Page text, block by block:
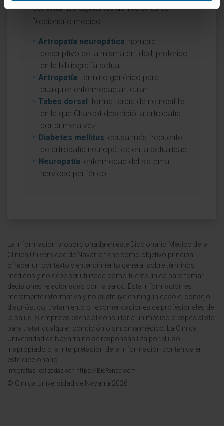
consultar las siguientes definiciones del
Diccionario médico:
Artropatía neuropática: nombre
descriptivo de la misma entidad, preferido
en la bibliografía actual.
Artropatía: término genérico para
cualquier enfermedad articular.
Tabes dorsal: forma tardía de neurosífilis
en la que Charcot describió la artropatía
por primera vez.
Diabetes mellitus: causa más frecuente
de artropatía neuropática en la actualidad.
Neuropatía: enfermedad del sistema
nervioso periférico.
La información proporcionada en este Diccionario Médico de la
Clínica Universidad de Navarra tiene como objetivo principal
ofrecer un contexto y entendimiento general sobre términos
médicos y no debe ser utilizada como fuente única para tomar
decisiones relacionadas con la salud. Esta información es
meramente informativa y no sustituye en ningún caso el consejo,
diagnóstico, tratamiento o recomendaciones de profesionales de
la salud. Siempre es esencial consultar a un médico o especialista
para tratar cualquier condición o síntoma médico. La Clínica
Universidad de Navarra no se responsabiliza por el uso
inapropiado o la interpretación de la información contenida en
este diccionario.
Infografías realizadas con https://BioRender.com
© Clínica Universidad de Navarra 2026